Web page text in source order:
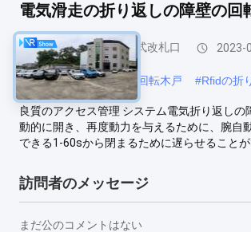
電気滑走の折り返しの障壁の
フラップバリア回転式改札口 2023-
#自動折り返しの障壁の回転木戸 #Rfidの折
良質のアクセス管理 システム電気折り返し
動的に開き、再度動力を与えるために、腕自
できる1-60sから閉まるために遅らせること
訪問者のメッセージ
まだ公のコメントはない